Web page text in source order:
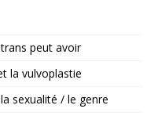
peut avoir
la vulvoplastie
sexualité / le genre